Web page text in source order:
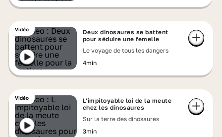
Vidéo
Deux dinosaures se battent
pour séduire une femelle
Le voyage de tous les dangers
4min
Vidéo
L'impitoyable loi de la meute
chez les dinosaures
Sur la terre des dinosaures
3min